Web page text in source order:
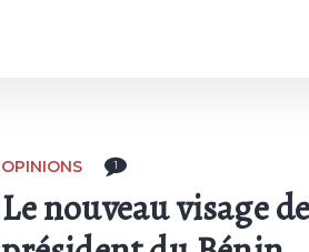
OPINIONS 1
Le nouveau visage